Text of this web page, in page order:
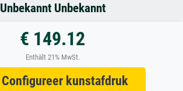
Unbekannt Unbekannt
€ 149.12
Enthält 21% MwSt.
Configureer kunstafdruk